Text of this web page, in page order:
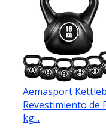
Aemasport
Revestimiento de
kg...